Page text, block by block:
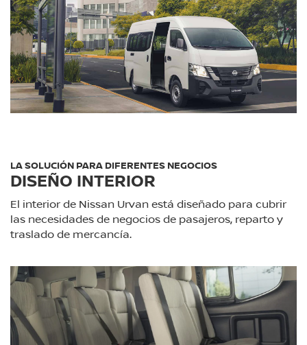
LA SOLUCIÓN PARA DIFERENTES NEGOCIOS
DISEÑO INTERIOR
El interior de Nissan Urvan está diseñado para cubrir
las necesidades de negocios de pasajeros, reparto y
traslado de mercancía.